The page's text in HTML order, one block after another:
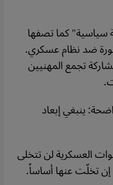
سياسية" كما تصفها
ضد نظام عسكري.
تجمع المهنيين
ينبغي إبعاد
العسكرية لن تتخلى
تخلّت عنها أساساً.